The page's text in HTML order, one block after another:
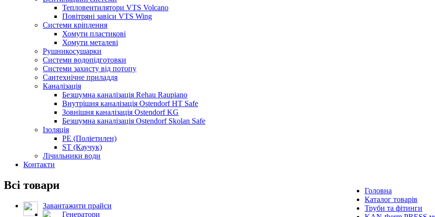
Тепловентилятори VTS Volcano
Повітряні завіси VTS Wing
Системи кріплення
Хомути пластикові
Хомути металеві
Рушникосушарки
Системи водопідготовки
Системи захисту від потопу
Сантехнічне приладдя
Каналізація
Безшумна каналізація Rehau Raupiano
Внутрішня каналізація Ostendorf HT Safe
Зовнішня каналізація Ostendorf KG
Безшумна каналізація Ostendorf Skolan Safe
Ізоляція
PE (Поліетилен)
ST (Каучук)
Лічильники води
Контакти
Головна
Каталог товарів
Труби та фітинги
Всі товари
Завантажити прайси
Генератори